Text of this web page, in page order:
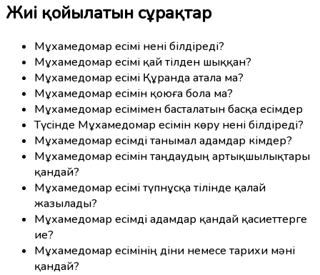
Жиі қойылатын сұрақтар
Мұхамедомар есімі нені білдіреді?
Мұхамедомар есімі қай тілден шыққан?
Мұхамедомар есімі Құранда атала ма?
Мұхамедомар есімін қоюға бола ма?
Мұхамедомар есімімен басталатын басқа есімдер
Түсінде Мұхамедомар есімін көру нені білдіреді?
Мұхамедомар есімді танымал адамдар кімдер?
Мұхамедомар есімін таңдаудың артықшылықтары
қандай?
Мұхамедомар есімі түпнұсқа тілінде қалай
жазылады?
Мұхамедомар есімді адамдар қандай қасиеттерге
ие?
Мұхамедомар есімінің діни немесе тарихи мәні
қандай?